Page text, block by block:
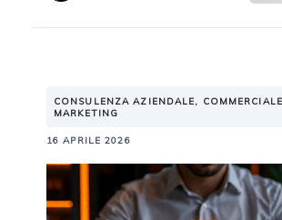
CONSULENZA AZIENDALE,
MARKETING
16 APRILE 2026